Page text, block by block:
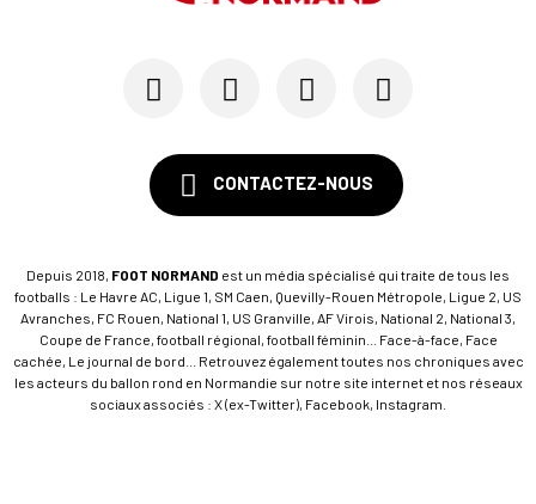
CONTACTEZ-NOUS
Depuis 2018, FOOT NORMAND est un média spécialisé qui traite de tous les
footballs : Le Havre AC, Ligue 1, SM Caen, Quevilly-Rouen Métropole, Ligue 2, US
Avranches, FC Rouen, National 1, US Granville, AF Virois, National 2, National 3,
Coupe de France, football régional, football féminin... Face-à-face, Face
cachée, Le journal de bord... Retrouvez également toutes nos chroniques avec
les acteurs du ballon rond en Normandie sur notre site internet et nos réseaux
sociaux associés : X (ex-Twitter), Facebook, Instagram.